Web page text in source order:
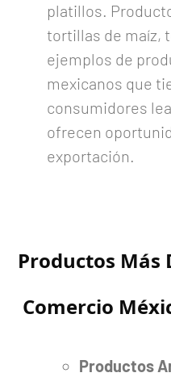
platillos.
tortillas de maíz,
ejemplos de
mexicanos que
consumidores
ofrecen
exportación.
Productos Más
Comercio
Productos